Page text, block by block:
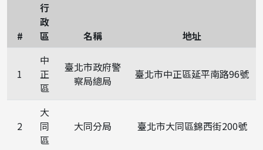
#
行
政
區
名稱 地址
1
中
正
區
臺北市政府警
察局總局
臺北市中正區延平南路96號
2
大
同
區
大同分局 臺北市大同區錦西街200號